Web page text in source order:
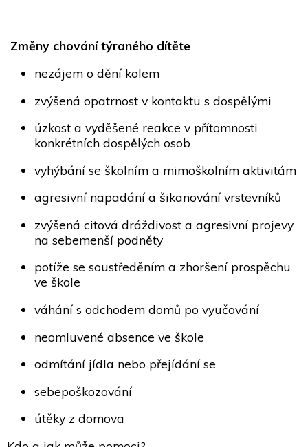
Změny chování týraného dítěte
nezájem o dění kolem
zvýšená opatrnost v kontaktu s dospělými
úzkost a vyděšené reakce v přítomnosti
konkrétních dospělých osob
vyhýbání se školním a mimoškolním aktivitám
agresivní napadání a šikanování vrstevníků
zvýšená citová dráždivost a agresivní projevy
na sebemenší podněty
potíže se soustředěním a zhoršení prospěchu
ve škole
váhání s odchodem domů po vyučování
neomluvené absence ve škole
odmítání jídla nebo přejídání se
sebepoškozování
útěky z domova